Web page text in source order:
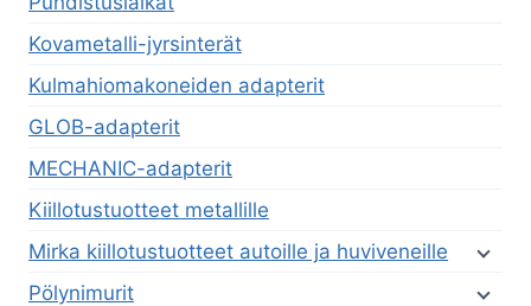
Kovametalli-jyrsinterät
Kulmahiomakoneiden adapterit
GLOB-adapterit
MECHANIC-adapterit
Kiillotustuotteet metallille
Mirka kiillotustuotteet autoille ja huviveneille
Pölynimurit